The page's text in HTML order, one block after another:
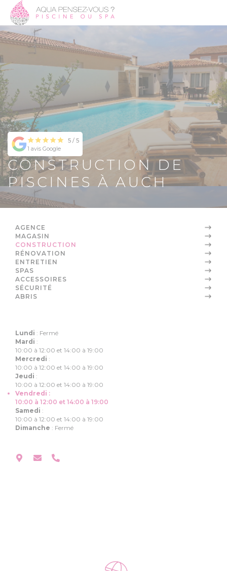
5 / 5
1 avis Google
CONSTRUCTION DE
PISCINES À AUCH
AGENCE
MAGASIN
CONSTRUCTION
RÉNOVATION
ENTRETIEN
SPAS
ACCESSOIRES
SÉCURITÉ
ABRIS
Lundi : Fermé
Mardi :
10:00 à 12:00 et 14:00 à 19:00
Mercredi :
10:00 à 12:00 et 14:00 à 19:00
Jeudi :
10:00 à 12:00 et 14:00 à 19:00
Vendredi :
10:00 à 12:00 et 14:00 à 19:00
Samedi :
10:00 à 12:00 et 14:00 à 19:00
Dimanche : Fermé